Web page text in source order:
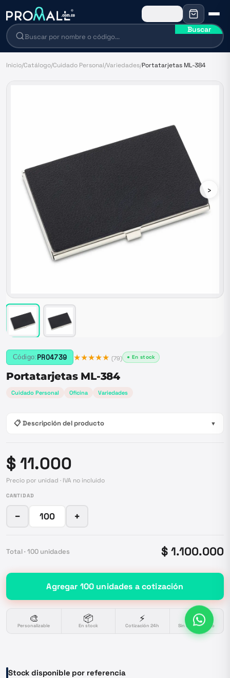
Buscar
Inicio/Catálogo/Cuidado Personal/Variedades/Portatarjetas ML-384
›
Código: PRO4739 ★★★★★ (79) ● En stock
Portatarjetas ML-384
Cuidado Personal Oficina Variedades
📋 Descripción del producto ▼
$ 11.000
Precio por unidad · IVA no incluido
CANTIDAD
− +
Total · 100 unidades $ 1.100.000
Agregar 100 unidades a cotización
🎨
Personalizable
📦
En stock
⚡
Cotización 24h
🔒
Sin compromiso
Stock disponible por referencia